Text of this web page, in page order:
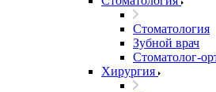
Стоматология
Зубной врач
Стоматолог-
Хирургия